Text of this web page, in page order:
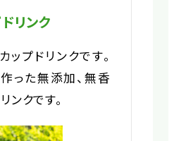
リンク
プドリンクです。
った無添加、無香
ンクです。